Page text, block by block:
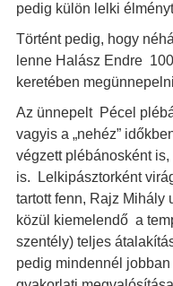
pedig külön lelki
Történt pedig, hogy
lenne Halász Endre
keretében
Az ünnepelt Pécel
vagyis a „nehéz”
végzett plébánosként
is. Lelkipásztorként
tartott fenn, Rajz Mihály
közül kiemelendő a
szentély) teljes
pedig mindennél